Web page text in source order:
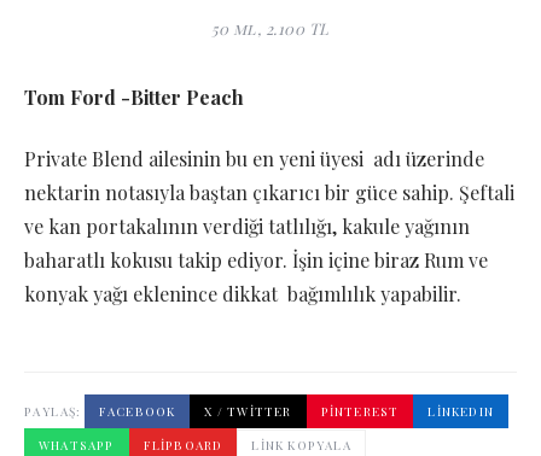
50 ml, 2.100 TL
Tom Ford -Bitter Peach
Private Blend ailesinin bu en yeni üyesi adı üzerinde
nektarin notasıyla baştan çıkarıcı bir güce sahip. Şeftali
ve kan portakalının verdiği tatlılığı, kakule yağının
baharatlı kokusu takip ediyor. İşin içine biraz Rum ve
konyak yağı eklenince dikkat bağımlılık yapabilir.
PAYLAŞ: FACEBOOK X / TWITTER PINTEREST
LINKEDIN
WHATSAPP
FLIPBOARD LINK KOPYALA